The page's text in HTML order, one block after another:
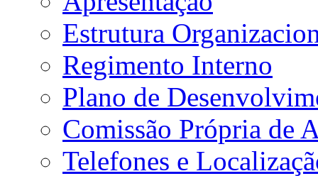
Estrutura
Regimento Interno
Plano de
Comissão Própria de
Telefones e